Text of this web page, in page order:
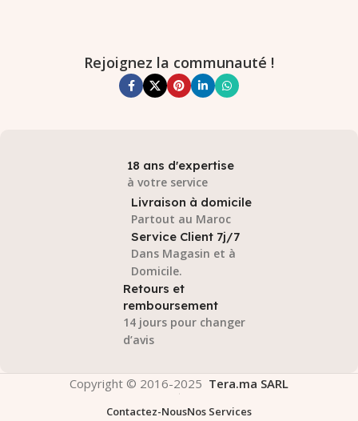
Rejoignez la communauté !
18 ans d'expertise
à votre service
Livraison à domicile
Partout au Maroc
Service Client 7j/7
Dans Magasin et à
Domicile.
Retours et
remboursement
14 jours pour changer
d’avis
Copyright © 2016-2025 Tera.ma SARL
Contactez-NousNos Services